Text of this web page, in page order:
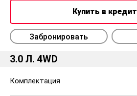
Купить в кредит
Забронировать
3.0 Л. 4WD
Комплектация